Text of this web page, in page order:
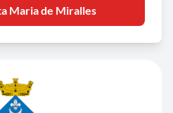
Maria de Miralles